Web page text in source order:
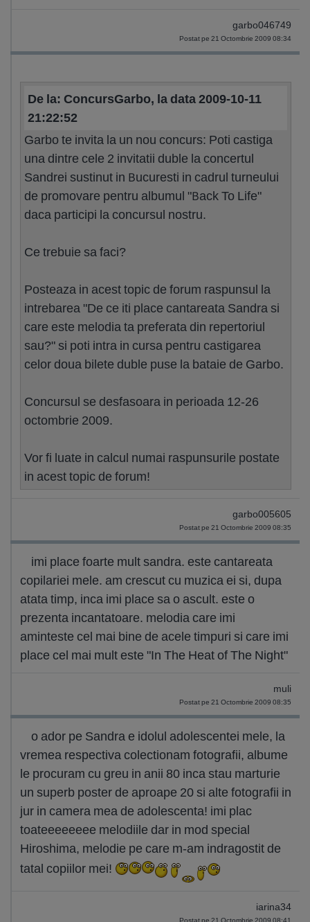
garbo046749
Postat pe 21 Octombrie 2009 08:34
De la: ConcursGarbo, la data 2009-10-11
21:22:52
Garbo te invita la un nou concurs: Poti castiga
una dintre cele 2 invitatii duble la concertul
Sandrei sustinut in Bucuresti in cadrul turneului
de promovare pentru albumul "Back To Life"
daca participi la concursul nostru.
Ce trebuie sa faci?
Posteaza in acest topic de forum raspunsul la
intrebarea "De ce iti place cantareata Sandra si
care este melodia ta preferata din repertoriul
sau?" si poti intra in cursa pentru castigarea
celor doua bilete duble puse la bataie de Garbo.
Concursul se desfasoara in perioada 12-26
octombrie 2009.
Vor fi luate in calcul numai raspunsurile postate
in acest topic de forum!
garbo005605
Postat pe 21 Octombrie 2009 08:35
imi place foarte mult sandra. este cantareata
copilariei mele. am crescut cu muzica ei si, dupa
atata timp, inca imi place sa o ascult. este o
prezenta incantatoare. melodia care imi
aminteste cel mai bine de acele timpuri si care imi
place cel mai mult este "In The Heat of The Night"
muli
Postat pe 21 Octombrie 2009 08:35
o ador pe Sandra e idolul adolescentei mele, la
vremea respectiva colectionam fotografii, albume
le procuram cu greu in anii 80 inca stau marturie
un superb poster de aproape 20 si alte fotografii in
jur in camera mea de adolescenta! imi plac
toateeeeeeee melodiile dar in mod special
Hiroshima, melodie pe care m-am indragostit de
tatal copiilor mei!
iarina34